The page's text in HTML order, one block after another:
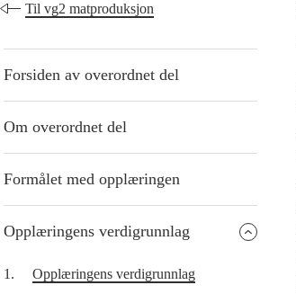
Til vg2 matproduksjon
Forsiden av overordnet del
Om overordnet del
Formålet med opplæringen
Opplæringens verdigrunnlag
1. Opplæringens verdigrunnlag